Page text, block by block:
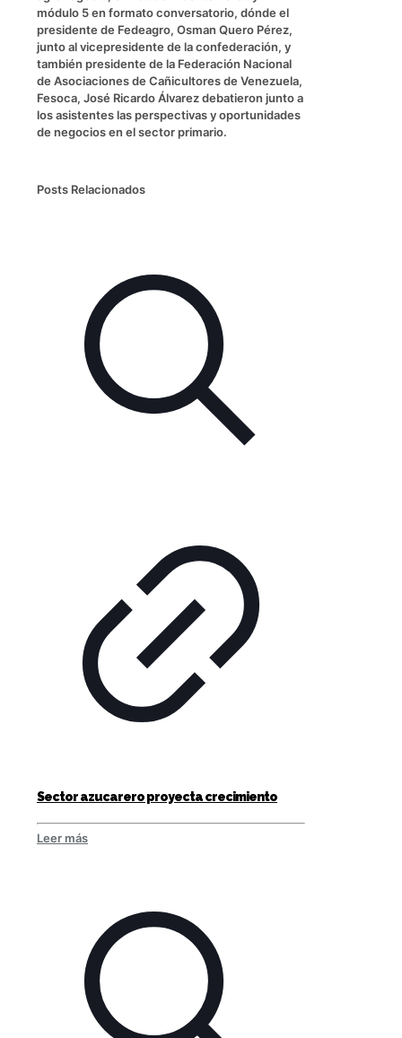
módulo 5 en formato conversatorio, dónde el
presidente de Fedeagro, Osman Quero Pérez,
junto al vicepresidente de la confederación, y
también presidente de la Federación Nacional
de Asociaciones de Cañicultores de Venezuela,
Fesoca, José Ricardo Álvarez debatieron junto a
los asistentes las perspectivas y oportunidades
de negocios en el sector primario.
Posts Relacionados
Sector azucarero proyecta crecimiento
Leer más